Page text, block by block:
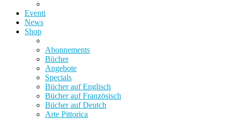
Eventi
News
Shop
Abonnements
Bücher
Angebote
Specials
Bücher auf Englisch
Bücher auf Französisch
Bücher auf Deutch
Arte Pittorica